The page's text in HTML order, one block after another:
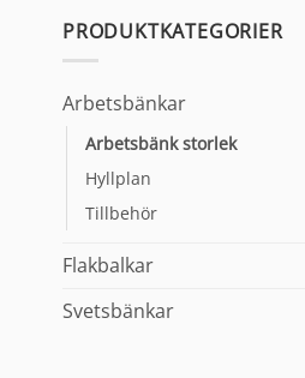
PRODUKTKATEGORIER
Arbetsbänkar
Arbetsbänk storlek
Hyllplan
Tillbehör
Flakbalkar
Svetsbänkar